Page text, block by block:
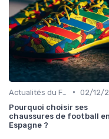
• 02/12/
Pourquoi choisir ses
chaussures de football en
Espagne ?